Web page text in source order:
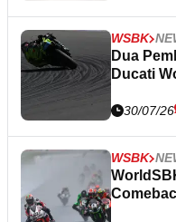
WSBK
Dua
Ducati
30/07/26
WSBK